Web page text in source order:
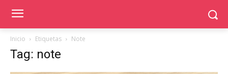
Inicio Etiquetas Note
Tag: note